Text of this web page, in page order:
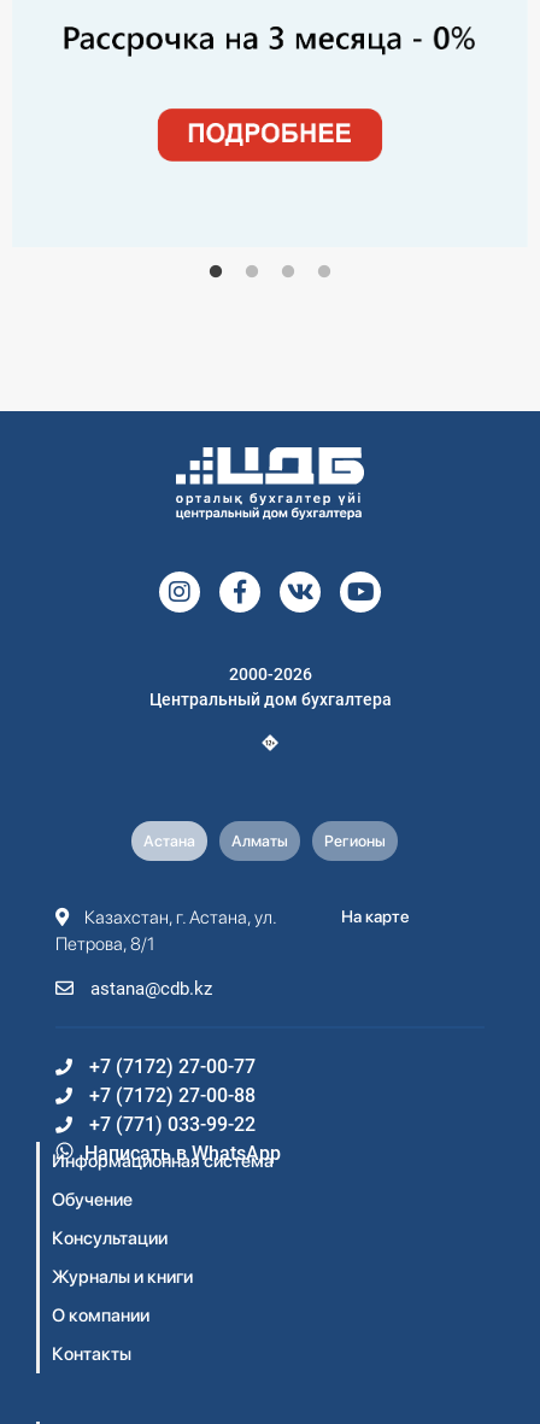
2000-2026
Центральный дом бухгалтера
Астана Алматы Регионы
Казахстан, г. Астана, ул.
Петрова, 8/1
astana@cdb.kz
На карте
+7 (7172) 27-00-77
+7 (7172) 27-00-88
+7 (771) 033-99-22
Написать в WhatsApp
Информационная система
Обучение
Консультации
Журналы и книги
О компании
Контакты